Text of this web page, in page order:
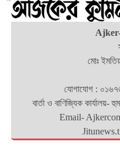
মোঃ
যোগাযোগ :
বার্তা ও বাণিজ্যিক কার্যালয়-
Email-